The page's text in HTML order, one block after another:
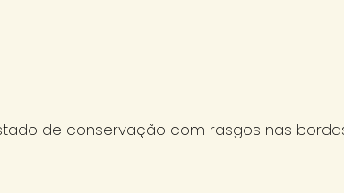
de conservação com rasgos nas